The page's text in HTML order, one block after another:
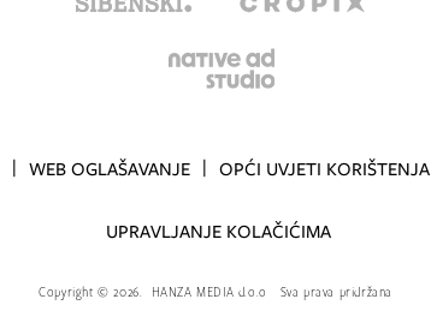
WEB OGLAŠAVANJE OPĆI UVJETI KORIŠTENJA
UPRAVLJANJE KOLAČIĆIMA
Copyright© 2026. HANZA MEDIA d.o.o Sva prava pridržana